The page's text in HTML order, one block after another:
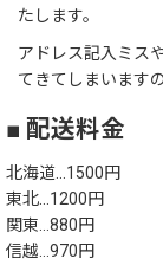
たします。
アドレス記入ミス
てきてしまいます
■ 配送料金
北海道…1500円
東北…1200円
関東…880円
信越…970円